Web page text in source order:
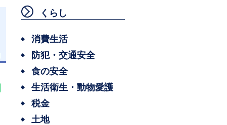
くらし
消費生活
防犯・交通安全
食の安全
生活衛生・動物愛護
税金
土地